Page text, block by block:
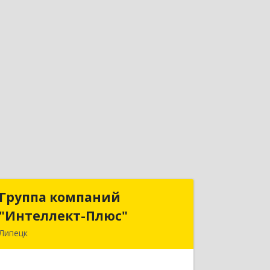
компаний
Плюс"
Группа компаний
"Интеллект-Плюс"